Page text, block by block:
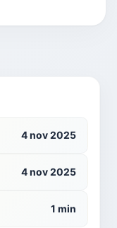
4 nov 2025
4 nov 2025
1 min